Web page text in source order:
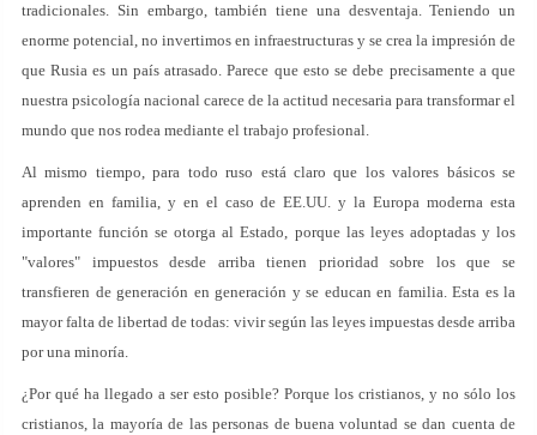
tradicionales. Sin embargo, también tiene una desventaja. Teniendo un
enorme potencial, no invertimos en infraestructuras y se crea la impresión de
que Rusia es un país atrasado. Parece que esto se debe precisamente a que
nuestra psicología nacional carece de la actitud necesaria para transformar el
mundo que nos rodea mediante el trabajo profesional.
Al mismo tiempo, para todo ruso está claro que los valores básicos se
aprenden en familia, y en el caso de EE.UU. y la Europa moderna esta
importante función se otorga al Estado, porque las leyes adoptadas y los
"valores" impuestos desde arriba tienen prioridad sobre los que se
transfieren de generación en generación y se educan en familia. Esta es la
mayor falta de libertad de todas: vivir según las leyes impuestas desde arriba
por una minoría.
¿Por qué ha llegado a ser esto posible? Porque los cristianos, y no sólo los
cristianos, la mayoría de las personas de buena voluntad se dan cuenta de